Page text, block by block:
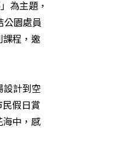
為主題，
園處員
程，邀
計到空
假日賞
中，感